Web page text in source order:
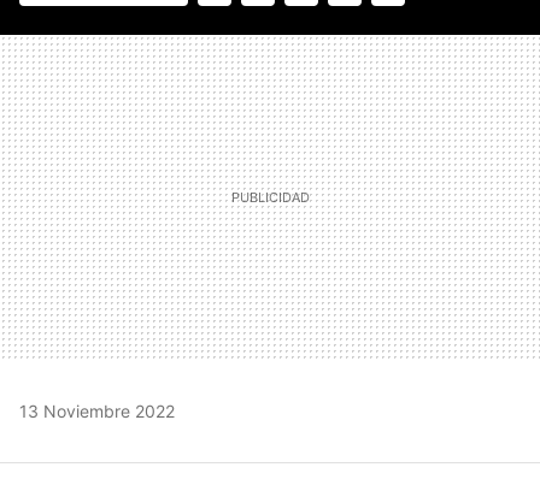
MAIL
13 Noviembre 2022